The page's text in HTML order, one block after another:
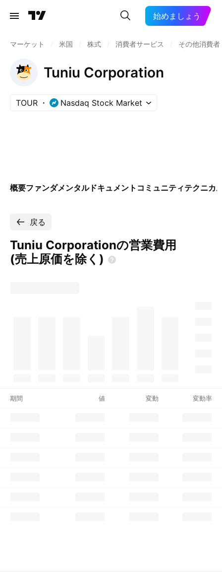
始めましょう
マーケット 米国 株式 消費者サービス その他消費
Tuniu Corporation
TOUR Nasdaq Stock Market
概要ファンダメンタルドキュメント コミュニティテクニカ
戻る
Tuniu Corporationの営業費用
(売上原価を除く)
期間 値 変動 変動率